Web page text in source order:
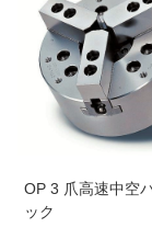
OP 3 爪高速中空
ック